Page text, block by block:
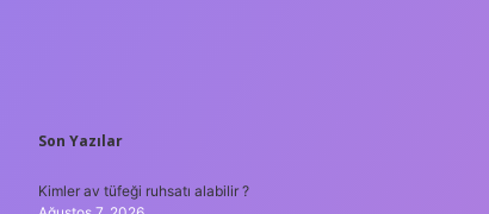
SIDEBAR
Son Yazılar
Kimler av tüfeği ruhsatı alabilir ?